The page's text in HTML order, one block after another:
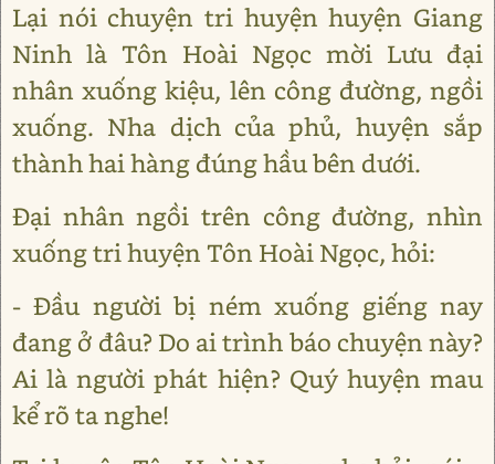
Lại nói chuyện tri huyện huyện Giang
Ninh là Tôn Hoài Ngọc mời Lưu đại
nhân xuống kiệu, lên công đường, ngồi
xuống. Nha dịch của phủ, huyện sắp
thành hai hàng đúng hầu bên dưới.
Đại nhân ngồi trên công đường, nhìn
xuống tri huyện Tôn Hoài Ngọc, hỏi:
- Đầu người bị ném xuống giếng nay
đang ở đâu? Do ai trình báo chuyện này?
Ai là người phát hiện? Quý huyện mau
kể rõ ta nghe!